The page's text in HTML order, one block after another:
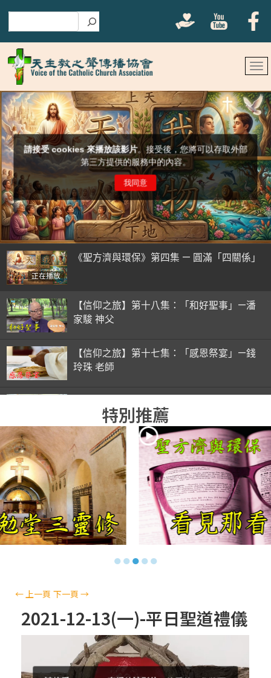
正在播放
《聖方濟與環保》第四集 — 圓滿「四關係」
【信仰之旅】第十八集：「和好聖事」—潘
家駿 神父
【信仰之旅】第十七集：「感恩祭宴」—錢
玲珠 老師
錢玲珠 老師
【信仰之旅】第十五集：「入門聖事」—錢
玲珠 老師
【信仰之旅】第十四集：「天主十誡(下)」
—金毓瑋 神父
【信仰之旅】第十三集：「天主十誡(上)」
—金毓瑋 神父
【信仰之旅】第十二集：「聖母、聖人」—
【信仰之旅】第十一集：「教 會」(推廣片)
特別推薦
●●●●●
← 上一頁 下一頁→
2021-12-13(一)-平日聖道禮儀